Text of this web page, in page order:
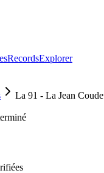
RecordsExplorer
La 91 - La Jean